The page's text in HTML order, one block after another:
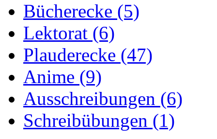
Bücherecke (5)
Lektorat (6)
Plauderecke (47)
Anime (9)
Ausschreibungen (6)
Schreibübungen (1)